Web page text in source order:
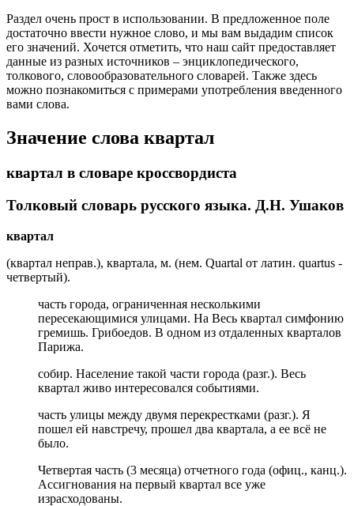
Раздел очень прост в использовании. В предложенное поле
достаточно ввести нужное слово, и мы вам выдадим список
его значений. Хочется отметить, что наш сайт предоставляет
данные из разных источников – энциклопедического,
толкового, словообразовательного словарей. Также здесь
можно познакомиться с примерами употребления введенного
вами слова.
Значение слова квартал
квартал в словаре кроссвордиста
Толковый словарь русского языка. Д.Н. Ушаков
квартал
(квартал неправ.), квартала, м. (нем. Quartal от латин. quartus -
четвертый).
часть города, ограниченная несколькими
пересекающимися улицами. На Весь квартал симфонию
гремишь. Грибоедов. В одном из отдаленных кварталов
Парижа.
собир. Население такой части города (разг.). Весь
квартал живо интересовался событиями.
часть улицы между двумя перекрестками (разг.). Я
пошел ей навстречу, прошел два квартала, а ее всё не
было.
Четвертая часть (3 месяца) отчетного года (офиц., канц.).
Ассигнования на первый квартал все уже
израсходованы.